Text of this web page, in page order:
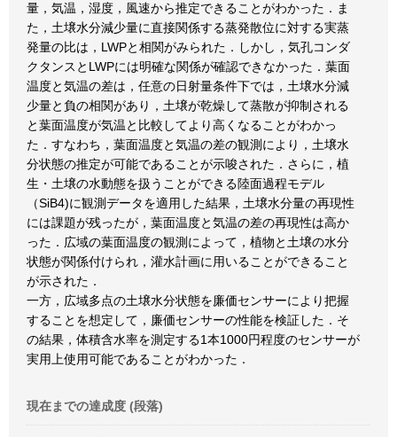
量，気温，湿度，風速から推定できることがわかった．ま
た，土壌水分減少量に直接関係する蒸発散位に対する実蒸
発量の比は，LWPと相関がみられた．しかし，気孔コンダ
クタンスとLWPには明確な関係が確認できなかった．葉面
温度と気温の差は，任意の日射量条件下では，土壌水分減
少量と負の相関があり，土壌が乾燥して蒸散が抑制される
と葉面温度が気温と比較してより高くなることがわかっ
た．すなわち，葉面温度と気温の差の観測により，土壌水
分状態の推定が可能であることが示唆された．さらに，植
生・土壌の水動態を扱うことができる陸面過程モデル
（SiB4)に観測データを適用した結果，土壌水分量の再現性
には課題が残ったが，葉面温度と気温の差の再現性は高か
った．広域の葉面温度の観測によって，植物と土壌の水分
状態が関係付けられ，灌水計画に用いることができること
が示された．
一方，広域多点の土壌水分状態を廉価センサーにより把握
することを想定して，廉価センサーの性能を検証した．そ
の結果，体積含水率を測定する1本1000円程度のセンサーが
実用上使用可能であることがわかった．
現在までの達成度 (段落)